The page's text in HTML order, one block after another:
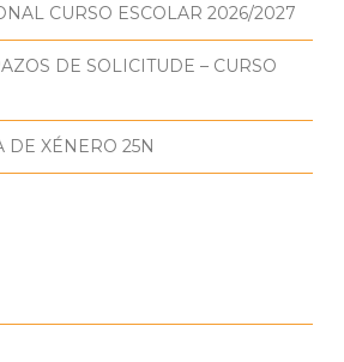
CURSO ESCOLAR 2026/2027
DE SOLICITUDE – CURSO
DE XÉNERO 25N